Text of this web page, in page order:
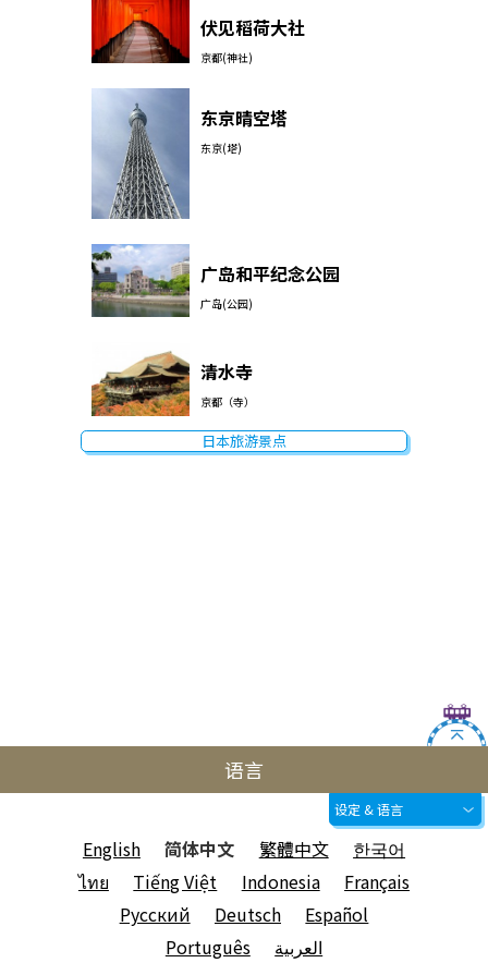
伏见稻荷大社
京都(神社)
东京晴空塔
东京(塔)
广岛和平纪念公园
广岛(公园)
清水寺
京都（寺）
日本旅游景点
语言
设定 & 语言
English 简体中文 繁體中文
한국어
ไทย
Tiếng Việt Indonesia
Français
Русский
Deutsch
Español
Português
العربية